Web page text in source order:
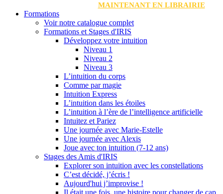
MAINTENANT EN LIBRAIRIE
Formations
Voir notre catalogue complet
Formations et Stages d'IRIS
Développez votre intuition
Niveau 1
Niveau 2
Niveau 3
L’intuition du corps
Comme par magie
Intuition Express
L’intuition dans les étoiles
L’intuition à l’ère de l’intelligence artificielle
Intuitez et Pariez
Une journée avec Marie-Estelle
Une journée avec Alexis
Joue avec ton intuition (7-12 ans)
Stages des Amis d'IRIS
Explorer son intuition avec les constellations
C’est décidé, j’écris !
Aujourd'hui j’improvise !
Il était une fois, une histoire pour changer de cap